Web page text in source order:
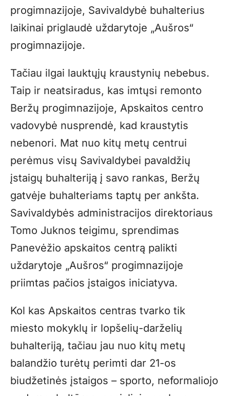
progimnazijoje, Savivaldybė buhalterius
laikinai priglaudė uždarytoje „Aušros“
progimnazijoje.
Tačiau ilgai lauktųjų kraustynių nebebus.
Taip ir neatsiradus, kas imtųsi remonto
Beržų progimnazijoje, Apskaitos centro
vadovybė nusprendė, kad kraustytis
nebenori. Mat nuo kitų metų centrui
perėmus visų Savivaldybei pavaldžių
įstaigų buhalteriją į savo rankas, Beržų
gatvėje buhalteriams taptų per ankšta.
Savivaldybės administracijos direktoriaus
Tomo Juknos teigimu, sprendimas
Panevėžio apskaitos centrą palikti
uždarytoje „Aušros“ progimnazijoje
priimtas pačios įstaigos iniciatyva.
Kol kas Apskaitos centras tvarko tik
miesto mokyklų ir lopšelių-darželių
buhalteriją, tačiau jau nuo kitų metų
balandžio turėtų perimti dar 21-os
biudžetinės įstaigos – sporto, neformaliojo